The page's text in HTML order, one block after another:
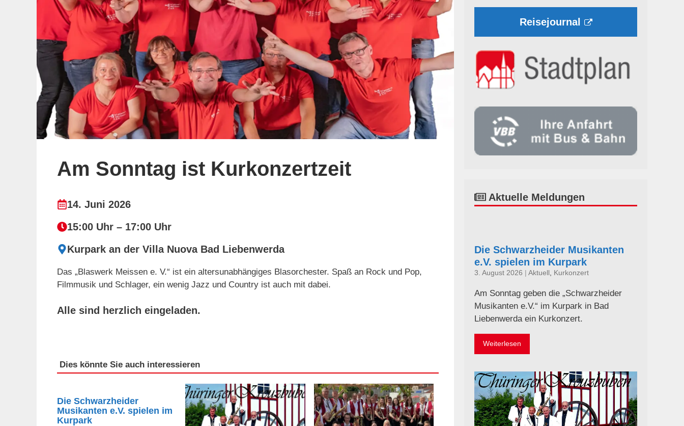
Am Sonntag ist Kurkonzertzeit
14. Juni 2026
15:00 Uhr – 17:00 Uhr
Kurpark an der Villa Nuova Bad Liebenwerda
Das „Blaswerk Meissen e. V.“ ist ein altersunabhängiges Blasorchester. Spaß an Rock und Pop,
Filmmusik und Schlager, ein wenig Jazz und Country ist auch mit dabei.
Alle sind herzlich eingeladen.
Dies könnte Sie auch interessieren
Die Schwarzheider
Musikanten e.V. spielen im
Kurpark
Reisejournal
Aktuelle Meldungen
Die Schwarzheider Musikanten
e.V. spielen im Kurpark
3. August 2026 Aktuell Kurkonzert
Am Sonntag geben die „Schwarzheider
Musikanten e.V.“ im Kurpark in Bad
Liebenwerda ein Kurkonzert.
Weiterlesen